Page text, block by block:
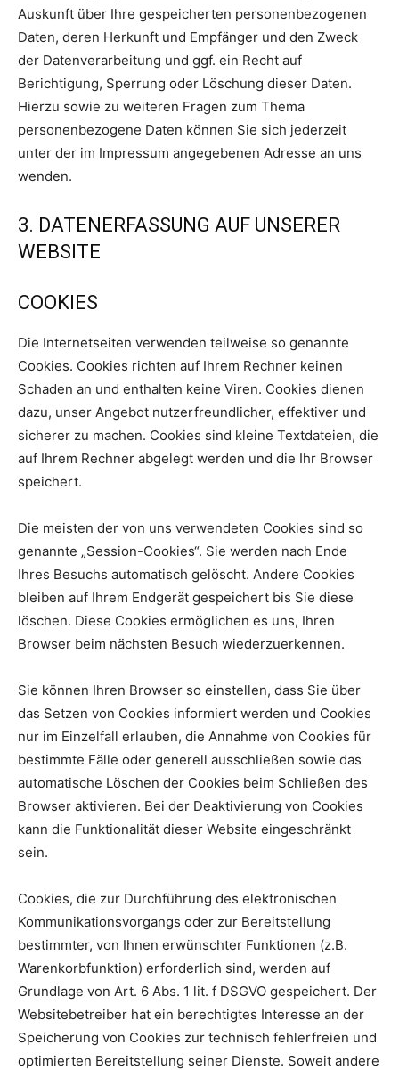
Auskunft über Ihre gespeicherten personenbezogenen
Daten, deren Herkunft und Empfänger und den Zweck
der Datenverarbeitung und ggf. ein Recht auf
Berichtigung, Sperrung oder Löschung dieser Daten.
Hierzu sowie zu weiteren Fragen zum Thema
personenbezogene Daten können Sie sich jederzeit
unter der im Impressum angegebenen Adresse an uns
wenden.
3. DATENERFASSUNG AUF UNSERER
WEBSITE
COOKIES
Die Internetseiten verwenden teilweise so genannte
Cookies. Cookies richten auf Ihrem Rechner keinen
Schaden an und enthalten keine Viren. Cookies dienen
dazu, unser Angebot nutzerfreundlicher, effektiver und
sicherer zu machen. Cookies sind kleine Textdateien, die
auf Ihrem Rechner abgelegt werden und die Ihr Browser
speichert.
Die meisten der von uns verwendeten Cookies sind so
genannte „Session-Cookies“. Sie werden nach Ende
Ihres Besuchs automatisch gelöscht. Andere Cookies
bleiben auf Ihrem Endgerät gespeichert bis Sie diese
löschen. Diese Cookies ermöglichen es uns, Ihren
Browser beim nächsten Besuch wiederzuerkennen.
Sie können Ihren Browser so einstellen, dass Sie über
das Setzen von Cookies informiert werden und Cookies
nur im Einzelfall erlauben, die Annahme von Cookies für
bestimmte Fälle oder generell ausschließen sowie das
automatische Löschen der Cookies beim Schließen des
Browser aktivieren. Bei der Deaktivierung von Cookies
kann die Funktionalität dieser Website eingeschränkt
sein.
Cookies, die zur Durchführung des elektronischen
Kommunikationsvorgangs oder zur Bereitstellung
bestimmter, von Ihnen erwünschter Funktionen (z.B.
Warenkorbfunktion) erforderlich sind, werden auf
Grundlage von Art. 6 Abs. 1 lit. f DSGVO gespeichert. Der
Websitebetreiber hat ein berechtigtes Interesse an der
Speicherung von Cookies zur technisch fehlerfreien und
optimierten Bereitstellung seiner Dienste. Soweit andere